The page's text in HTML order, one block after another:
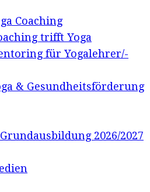
Coaching
trifft Yoga
für Yogalehrer/-
& Gesundheitsförderung
2026/2027